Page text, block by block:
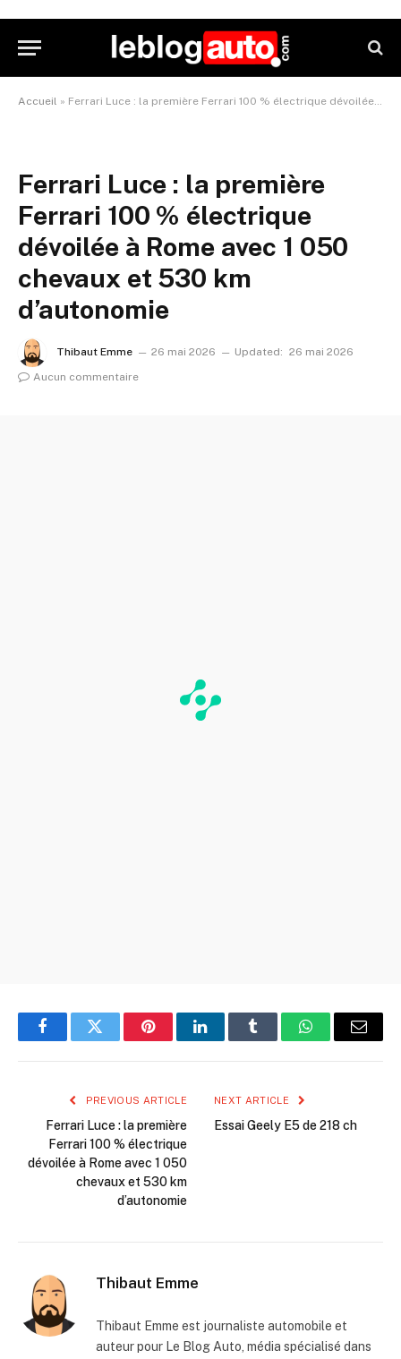
Accueil » Ferrari Luce : la première Ferrari 100 % électrique dévoilée à Rome avec 1 050 chevaux et 530 km d’autonomie
Ferrari Luce : la première
Ferrari 100 % électrique
dévoilée à Rome avec 1 050
chevaux et 530 km
d’autonomie
Thibaut Emme 26 mai 2026 Updated: 26 mai 2026
Aucun commentaire
FacebookTwitter PinterestLinkedInTumblr WhatsAppEmail
PREVIOUS ARTICLE
Ferrari Luce : la première
Ferrari 100 % électrique
dévoilée à Rome avec 1 050
chevaux et 530 km
d’autonomie
NEXT ARTICLE
Essai Geely E5 de 218 ch
Thibaut Emme
Thibaut Emme est journaliste automobile et
auteur pour Le Blog Auto, média spécialisé dans